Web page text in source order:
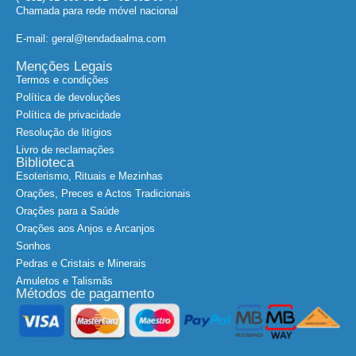
Chamada para rede móvel nacional
E-mail: geral@tendadaalma.com
Menções Legais
Termos e condições
Política de devoluções
Política de privacidade
Resolução de litígios
Livro de reclamações
Biblioteca
Esoterismo, Rituais e Mezinhas
Orações, Preces e Actos Tradicionais
Orações para a Saúde
Orações aos Anjos e Arcanjos
Sonhos
Pedras e Cristais e Minerais
Amuletos e Talismãs
Métodos de pagamento